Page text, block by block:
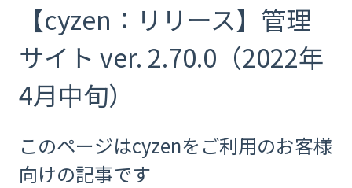
【cyzen：リリース】管理
サイト ver. 2.70.0（2022年
4月中旬）
このページはcyzenをご利用のお客様
向けの記事です